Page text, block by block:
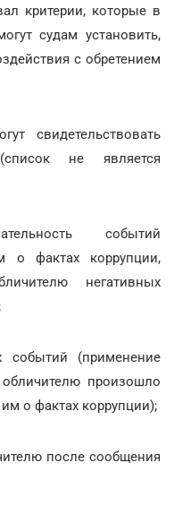
критерии, которые в
судам установить,
с обретением
свидетельствовать
не является
событий
о фактах коррупции,
негативных
событий (применение
произошло
о фактах коррупции);
после сообщения